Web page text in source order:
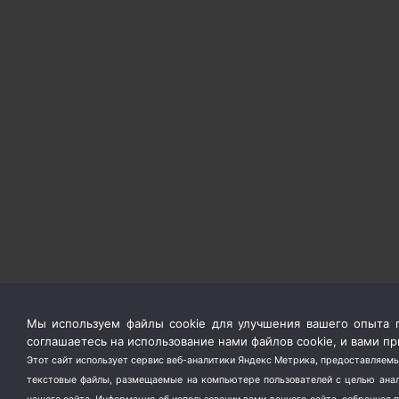
Мы используем файлы cookie для улучшения вашего опыта
соглашаетесь на использование нами файлов cookie, и вами
Этот сайт использует сервис веб-аналитики Яндекс Метрика,
текстовые файлы, размещаемые на компьютере пользователей с целью